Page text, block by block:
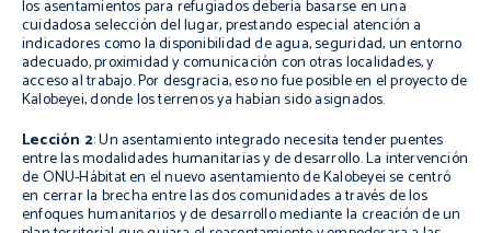
los asentamientos para refugiados debería basarse en una
cuidadosa selección del lugar, prestando especial atención a
indicadores como la disponibilidad de agua, seguridad, un entorno
adecuado, proximidad y comunicación con otras localidades, y
acceso al trabajo. Por desgracia, eso no fue posible en el proyecto de
Kalobeyei, donde los terrenos ya habían sido asignados.
Lección 2: Un asentamiento integrado necesita tender puentes
entre las modalidades humanitarias y de desarrollo. La intervención
de ONU-Hábitat en el nuevo asentamiento de Kalobeyei se centró
en cerrar la brecha entre las dos comunidades a través de los
enfoques humanitarios y de desarrollo mediante la creación de un